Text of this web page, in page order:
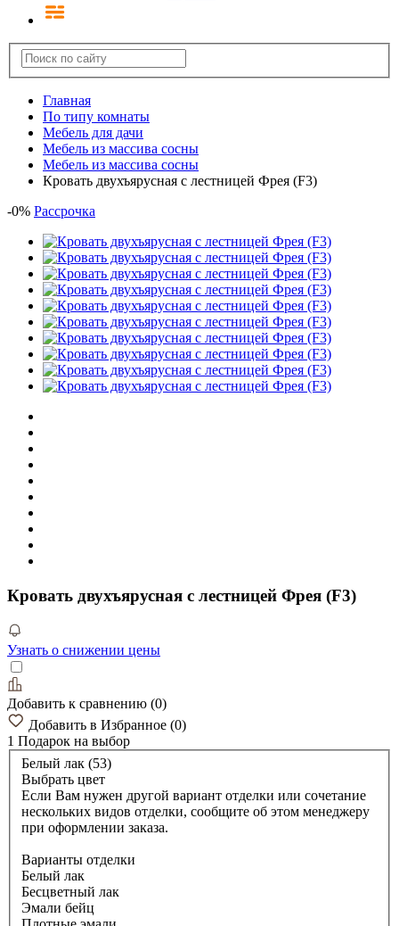
Главная
По типу комнаты
Мебель для дачи
Мебель из массива сосны
Мебель из массива сосны
Кровать двухъярусная с лестницей Фрея (F3)
-0% Рассрочка
Кровать двухъярусная с лестницей Фрея (F3)
Узнать о снижении цены
Добавить к сравнению (0)
Добавить в Избранное (0)
1 Подарок на выбор
Белый лак (53)
Выбрать цвет
Если Вам нужен другой вариант отделки или сочетание
нескольких видов отделки, сообщите об этом менеджеру
при оформлении заказа.
Варианты отделки
Белый лак
Бесцветный лак
Эмали бейц